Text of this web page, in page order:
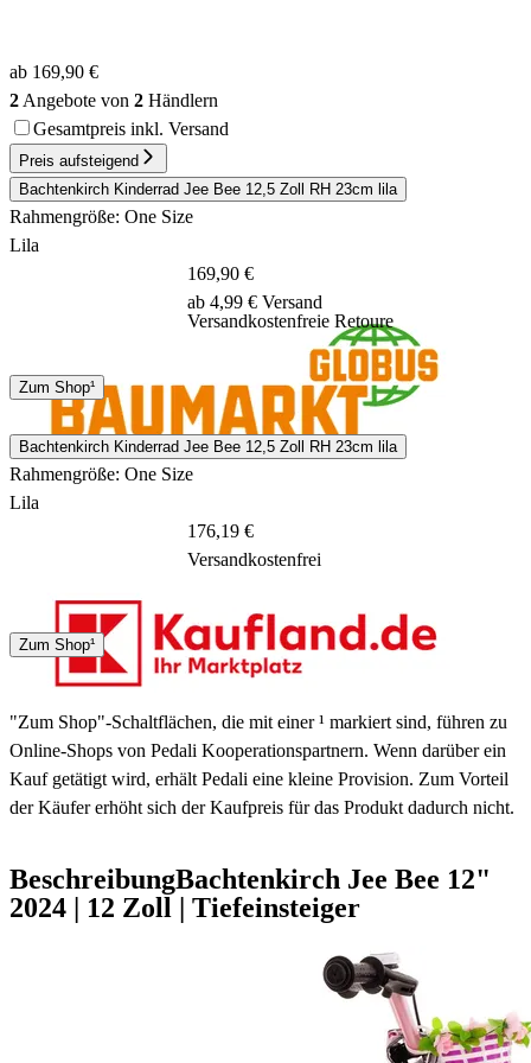
ab 169,90 €
2 Angebote von 2 Händlern
Gesamtpreis inkl. Versand
Preis aufsteigend
Bachtenkirch Kinderrad Jee Bee 12,5 Zoll RH 23cm lila
Rahmengröße: One Size
Lila
Spedition
1 - 3 Tage
169,90 €
ab 4,99 € Versand
Versandkostenfreie Retoure
Zum Shop¹
Bachtenkirch Kinderrad Jee Bee 12,5 Zoll RH 23cm lila
Rahmengröße: One Size
Lila
DHL
1 - 3 Tage
176,19 €
Versandkostenfrei
Zum Shop¹
"Zum Shop"-Schaltflächen, die mit einer ¹ markiert sind, führen zu
Online-Shops von Pedali Kooperationspartnern. Wenn darüber ein
Kauf getätigt wird, erhält Pedali eine kleine Provision. Zum Vorteil
der Käufer erhöht sich der Kaufpreis für das Produkt dadurch nicht.
BeschreibungBachtenkirch Jee Bee 12"
2024 | 12 Zoll | Tiefeinsteiger